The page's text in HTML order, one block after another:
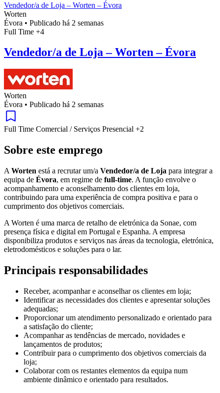
Vendedor/a de Loja – Worten – Évora
Worten
Évora • Publicado há 2 semanas
Full Time +4
Vendedor/a de Loja – Worten – Évora
Worten
Évora • Publicado há 2 semanas
Full Time Comercial / Serviços Presencial +2
Sobre este emprego
A Worten está a recrutar um/a Vendedor/a de Loja para integrar a
equipa de Évora, em regime de full-time. A função envolve o
acompanhamento e aconselhamento dos clientes em loja,
contribuindo para uma experiência de compra positiva e para o
cumprimento dos objetivos comerciais.
A Worten é uma marca de retalho de eletrónica da Sonae, com
presença física e digital em Portugal e Espanha. A empresa
disponibiliza produtos e serviços nas áreas da tecnologia, eletrónica,
eletrodomésticos e soluções para o lar.
Principais responsabilidades
Receber, acompanhar e aconselhar os clientes em loja;
Identificar as necessidades dos clientes e apresentar soluções
adequadas;
Proporcionar um atendimento personalizado e orientado para
a satisfação do cliente;
Acompanhar as tendências de mercado, novidades e
lançamentos de produtos;
Contribuir para o cumprimento dos objetivos comerciais da
loja;
Colaborar com os restantes elementos da equipa num
ambiente dinâmico e orientado para resultados.